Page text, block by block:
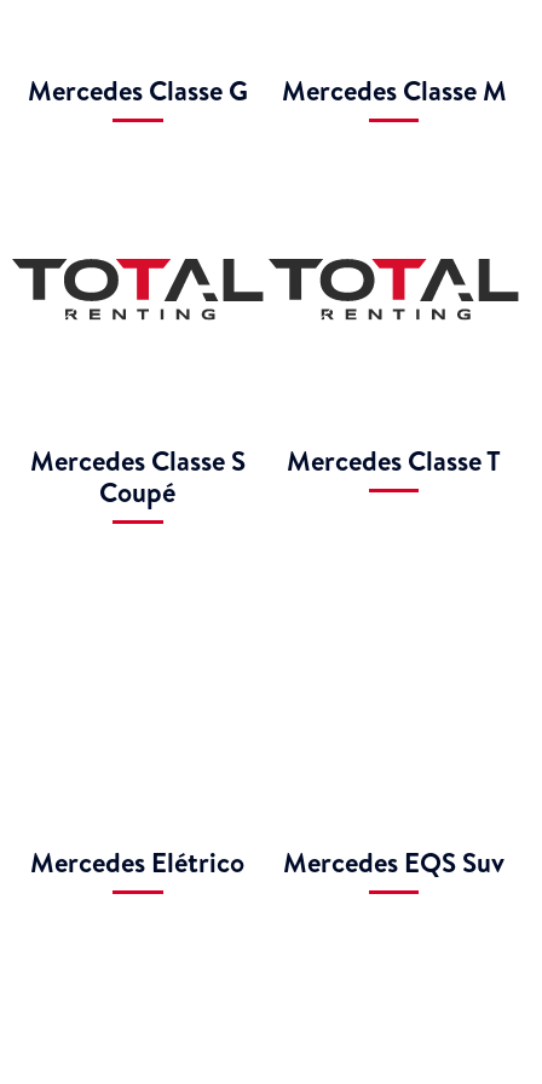
Mercedes Classe G Mercedes Classe M
Mercedes Classe S
Coupé
Mercedes Classe T
Mercedes Elétrico Mercedes EQS Suv